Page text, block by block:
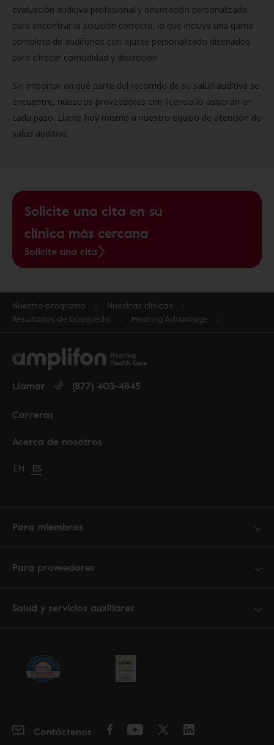
evaluación auditiva profesional y orientación personalizada
para encontrar la solución correcta, lo que incluye una gama
completa de audífonos con ajuste personalizado diseñados
para ofrecer comodidad y discreción.
Sin importar en qué parte del recorrido de su salud auditiva se
encuentre, nuestros proveedores con licencia lo asistirán en
cada paso. Llame hoy mismo a nuestro equipo de atención de
salud auditiva.
Solicite una cita en su
clínica más cercana
Solicite una cita
Nuestro programa
Nuestras clínicas
Resultados de búsqueda
Hearing Advantage
Acerca de nosotros
Carreras
Llamar (877) 403-4845
Change language to English
EN Cambiar idioma a español
ES
Para miembros
Para proveedores
Salud y servicios auxiliares
Contáctenos